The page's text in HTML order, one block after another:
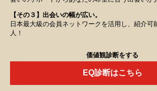
【その３】出会いの幅が広い。
日本最大級の会員ネットワークを活用し、紹介可
人！
価値観診断をする
EQ診断はこちら